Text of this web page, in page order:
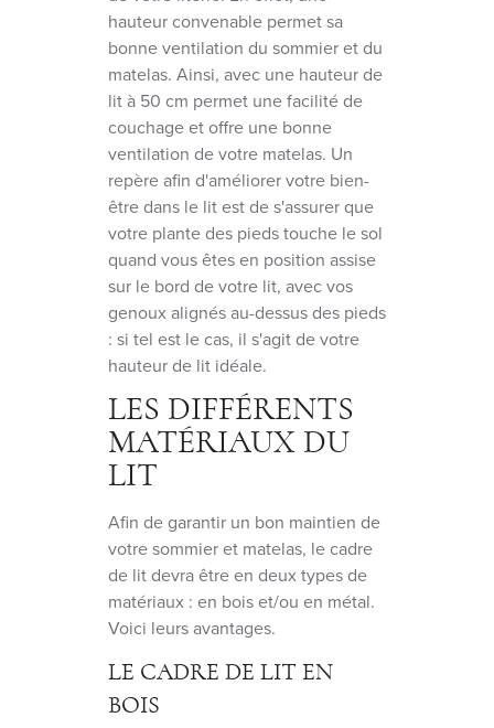
hauteur convenable permet sa
bonne ventilation du sommier et du
matelas. Ainsi, avec une hauteur de
lit à 50 cm permet une facilité de
couchage et offre une bonne
ventilation de votre matelas. Un
repère afin d'améliorer votre bien-
être dans le lit est de s'assurer que
votre plante des pieds touche le sol
quand vous êtes en position assise
sur le bord de votre lit, avec vos
genoux alignés au-dessus des pieds
: si tel est le cas, il s'agit de votre
hauteur de lit idéale.
LES DIFFÉRENTS
MATÉRIAUX DU
LIT
Afin de garantir un bon maintien de
votre sommier et matelas, le cadre
de lit devra être en deux types de
matériaux : en bois et/ou en métal.
Voici leurs avantages.
LE CADRE DE LIT EN
BOIS